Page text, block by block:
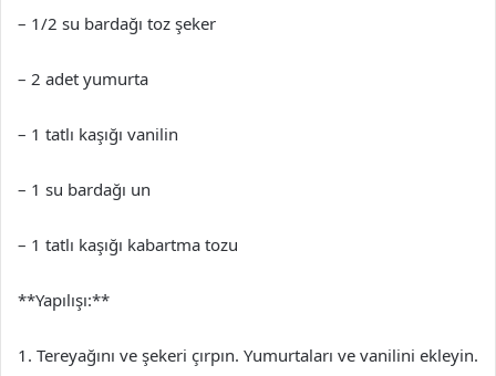
– 1/2 su bardağı toz şeker
– 2 adet yumurta
– 1 tatlı kaşığı vanilin
– 1 su bardağı un
– 1 tatlı kaşığı kabartma tozu
**Yapılışı:**
1. Tereyağını ve şekeri çırpın. Yumurtaları ve vanilini ekleyin.